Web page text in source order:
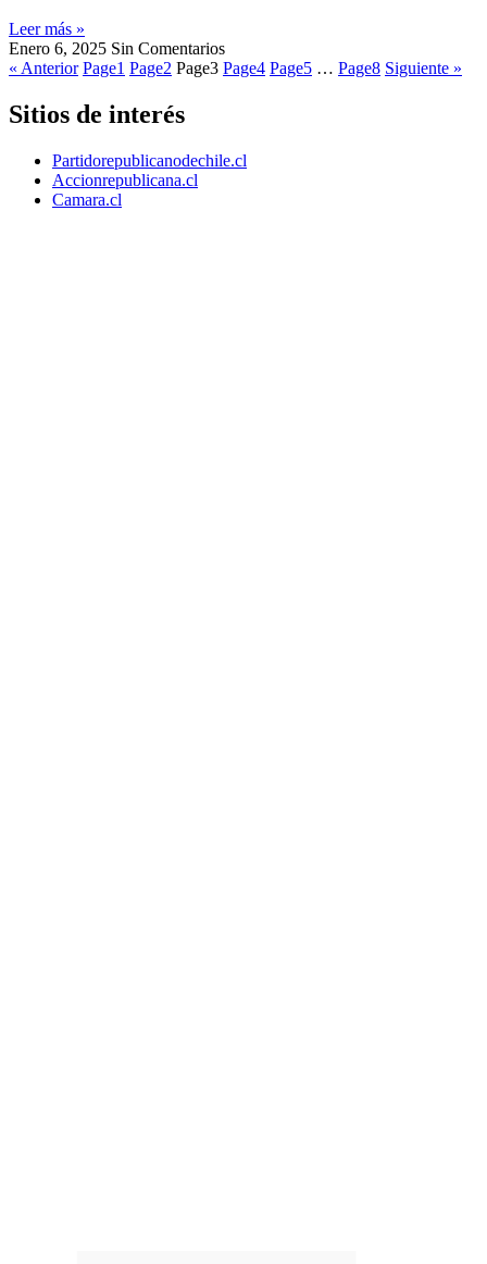
Leer más »
Enero 6, 2025 Sin Comentarios
« Anterior Page1 Page2 Page3 Page4 Page5 … Page8 Siguiente »
Sitios de interés
Partidorepublicanodechile.cl
Accionrepublicana.cl
Camara.cl